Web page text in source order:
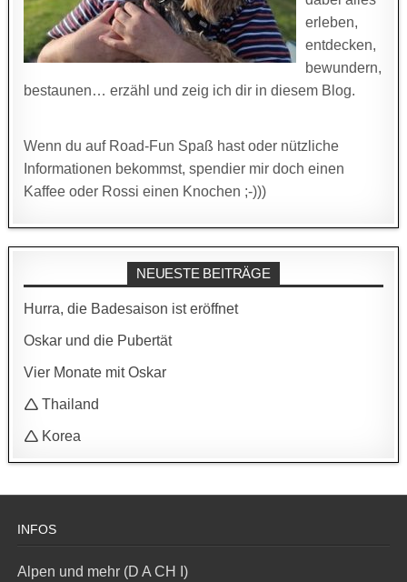
erleben,
entdecken,
bewundern,
bestaunen… erzähl und zeig ich dir in diesem Blog.
Wenn du auf Road-Fun Spaß hast oder nützliche
Informationen bekommst, spendier mir doch einen
Kaffee oder Rossi einen Knochen ;-)))
NEUESTE BEITRÄGE
Hurra, die Badesaison ist eröffnet
Oskar und die Pubertät
Vier Monate mit Oskar
🛆 Thailand
🛆 Korea
INFOS
Alpen und mehr (D A CH I)